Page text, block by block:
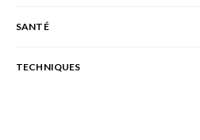
SANTÉ
TECHNIQUES